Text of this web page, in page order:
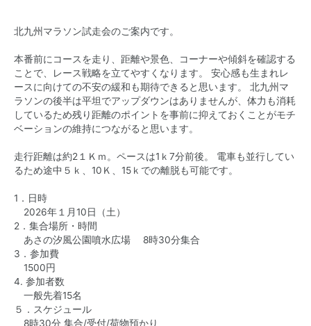
北九州マラソン試走会のご案内です。
本番前にコースを走り、距離や景色、コーナーや傾斜を確認する
ことで、レース戦略を立てやすくなります。 安心感も生まれレ
ースに向けての不安の緩和も期待できると思います。 北九州マ
ラソンの後半は平坦でアップダウンはありませんが、体力も消耗
しているため残り距離のポイントを事前に抑えておくことがモチ
ベーションの維持につながると思います。
走行距離は約2１Ｋｍ。ペースは1ｋ7分前後。 電車も並行してい
るため途中５ｋ、10Ｋ、15ｋでの離脱も可能です。
1．日時
2026年１月10日（土）
2．集合場所・時間
あさの汐風公園噴水広場 8時30分集合
3．参加費
1500円
4. 参加者数
一般先着15名
５．スケジュール
8時30分 集合/受付/荷物預かり